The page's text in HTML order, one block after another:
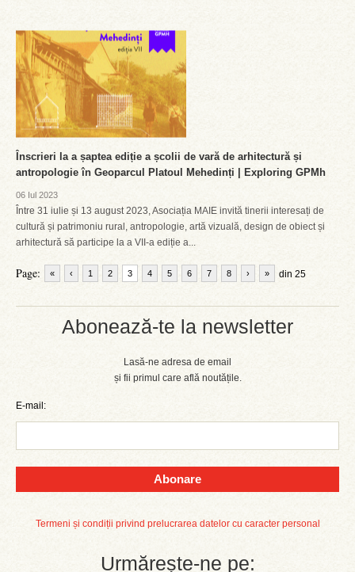
Abonează-te la newsletter
Lasă-ne adresa de email
și fii primul care află noutățile.
E-mail:
Abonare
Termeni și condiții privind prelucrarea datelor cu caracter personal
Urmărește-ne pe:
Înscrieri la a șaptea ediție a școlii de vară de arhitectură și
antropologie în Geoparcul Platoul Mehedinți | Exploring GPMh
06 Iul 2023
Între 31 iulie și 13 august 2023, Asociația MAIE invită tinerii interesați de
cultură și patrimoniu rural, antropologie, artă vizuală, design de obiect și
arhitectură să participe la a VII-a ediție a...
Page: « ‹ 1 2 3 4 5 6 7 8 din 25
› »